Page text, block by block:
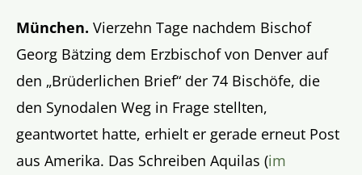
München. Vierzehn Tage nachdem Bischof
Georg Bätzing dem Erzbischof von Denver auf
den „Brüderlichen Brief“ der 74 Bischöfe, die
den Synodalen Weg in Frage stellten,
geantwortet hatte, erhielt er gerade erneut Post
aus Amerika. Das Schreiben Aquilas (im